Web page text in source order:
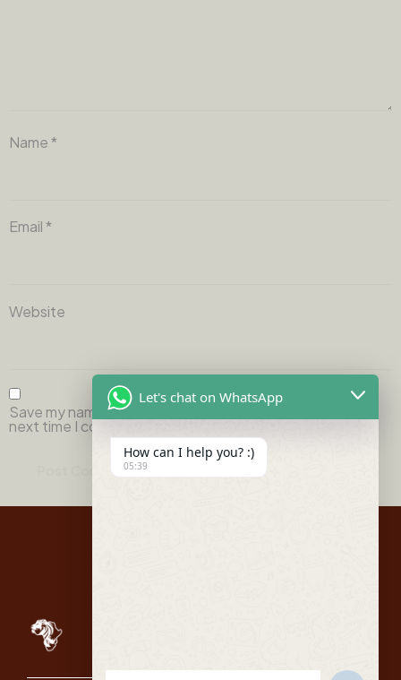
Name*
Email*
Website
Save my name, email, and website in this browser for the
next time I comment.
Let's chat on WhatsApp
How can I help you? :)
05:39